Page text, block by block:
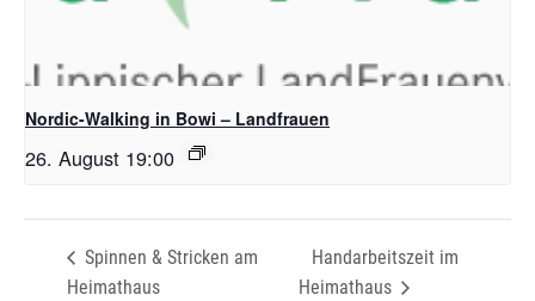
Nordic-Walking in Bowi – Landfrauen
26. August 19:00
Spinnen & Stricken am
Heimathaus
Handarbeitszeit im
Heimathaus